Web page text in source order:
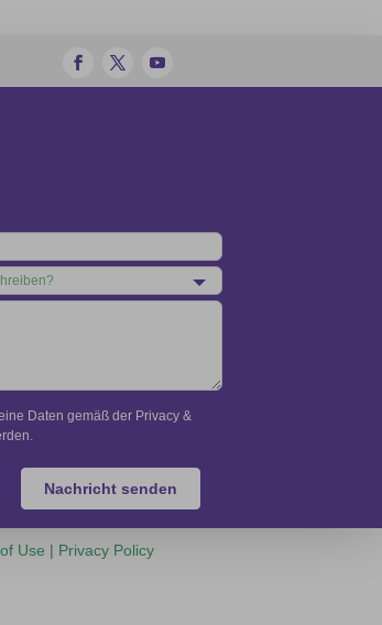
Daten gemäß der Privacy &
Nachricht senden
Use | Privacy Policy